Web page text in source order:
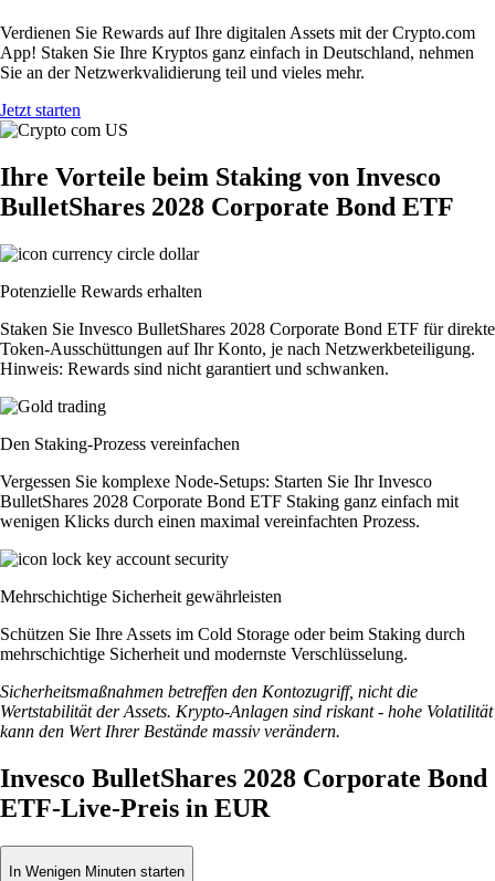
Verdienen Sie Rewards auf Ihre digitalen Assets mit der Crypto.com
App! Staken Sie Ihre Kryptos ganz einfach in Deutschland, nehmen
Sie an der Netzwerkvalidierung teil und vieles mehr.
Jetzt starten
Ihre Vorteile beim Staking von Invesco
BulletShares 2028 Corporate Bond ETF
Potenzielle Rewards erhalten
Staken Sie Invesco BulletShares 2028 Corporate Bond ETF für direkte
Token-Ausschüttungen auf Ihr Konto, je nach Netzwerkbeteiligung.
Hinweis: Rewards sind nicht garantiert und schwanken.
Den Staking-Prozess vereinfachen
Vergessen Sie komplexe Node-Setups: Starten Sie Ihr Invesco
BulletShares 2028 Corporate Bond ETF Staking ganz einfach mit
wenigen Klicks durch einen maximal vereinfachten Prozess.
Mehrschichtige Sicherheit gewährleisten
Schützen Sie Ihre Assets im Cold Storage oder beim Staking durch
mehrschichtige Sicherheit und modernste Verschlüsselung.
Sicherheitsmaßnahmen betreffen den Kontozugriff, nicht die
Wertstabilität der Assets. Krypto-Anlagen sind riskant - hohe Volatilität
kann den Wert Ihrer Bestände massiv verändern.
Invesco BulletShares 2028 Corporate Bond
ETF-Live-Preis in EUR
In Wenigen Minuten starten